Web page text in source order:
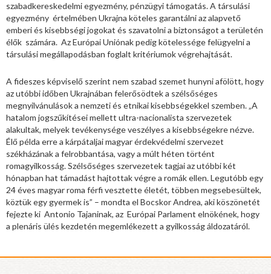
szabadkereskedelmi egyezmény, pénzügyi támogatás. A társulási
egyezmény értelmében Ukrajna köteles garantálni az alapvető
emberi és kisebbségi jogokat és szavatolni a biztonságot a területén
élők számára. Az Európai Uniónak pedig kötelessége felügyelni a
társulási megállapodásban foglalt kritériumok végrehajtását.
A fideszes képviselő szerint nem szabad szemet hunyni afölött, hogy
az utóbbi időben Ukrajnában felerősödtek a szélsőséges
megnyilvánulások a nemzeti és etnikai kisebbségekkel szemben. „A
hatalom jogszűkítései mellett ultra-nacionalista szervezetek
alakultak, melyek tevékenysége veszélyes a kisebbségekre nézve.
Élő példa erre a kárpátaljai magyar érdekvédelmi szervezet
székházának a felrobbantása, vagy a múlt héten történt
romagyilkosság. Szélsőséges szervezetek tagjai az utóbbi két
hónapban hat támadást hajtottak végre a romák ellen. Legutóbb egy
24 éves magyar roma férfi vesztette életét, többen megsebesültek,
köztük egy gyermek is” – mondta el Bocskor Andrea, aki köszönetét
fejezte ki Antonio Tajaninak, az Európai Parlament elnökének, hogy
a plenáris ülés kezdetén megemlékezett a gyilkosság áldozatáról.